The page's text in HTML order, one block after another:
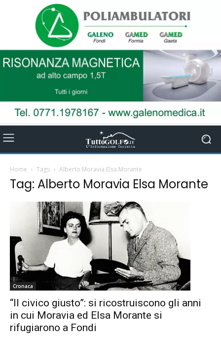
Home Tags Alberto Moravia Elsa Morante
Tag: Alberto Moravia Elsa Morante
Cronaca
“Il civico giusto”: si ricostruiscono gli anni
in cui Moravia ed Elsa Morante si
rifugiarono a Fondi